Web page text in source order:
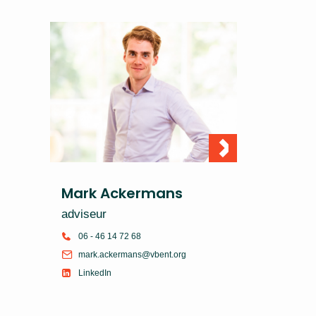
Mark Ackermans
adviseur
06 - 46 14 72 68
mark.ackermans@vbent.org
LinkedIn